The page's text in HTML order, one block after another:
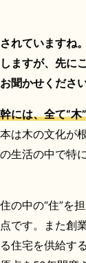
れていますね
ますが、先に
聞かせください
には、全て“木
は木の文化が
生活の中で特
の中の“住”を
です。また創
住宅を供給す